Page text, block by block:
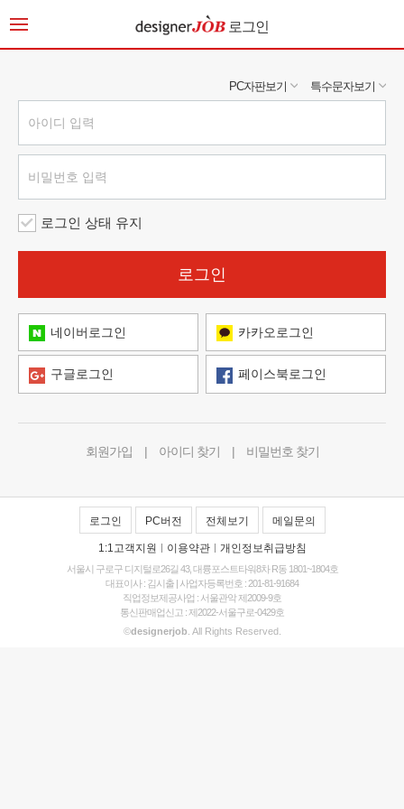
로그인
PC자판보기 특수문자보기
로그인 상태 유지
로그인
네이버로그인 카카오로그인
구글로그인 페이스북로그인
회원가입 | 아이디 찾기 | 비밀번호 찾기
로그인 PC버전 전체보기 메일문의
1:1고객지원 | 이용약관 | 개인정보취급방침
서울시 구로구 디지털로26길 43, 대륭포스트타워8차 R동 1801~1804호
대표이사 : 김시출 | 사업자등록번호 : 201-81-91684
직업정보제공사업 : 서울관악 제2009-9호
통신판매업신고 : 제2022-서울구로-0429호
©designerjob . All Rights Reserved.